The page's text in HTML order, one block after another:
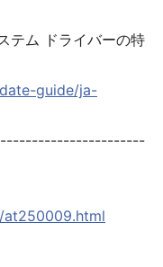
ム ドライバーの特
guide/ja-